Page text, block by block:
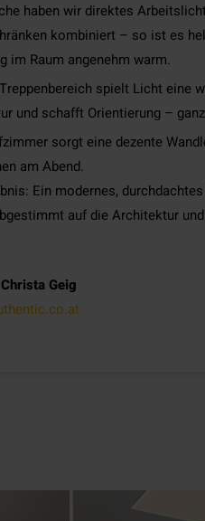
haben wir direktes
kombiniert – so ist es
im Raum angenehm warm.
spielt Licht eine
und schafft Orientierung –
sorgt eine dezente
am Abend.
Ein modernes,
auf die Architektur
Geig